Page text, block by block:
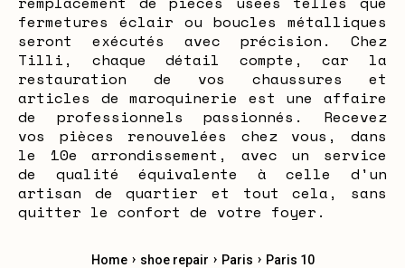
fermetures éclair ou boucles métalliques
seront exécutés avec précision. Chez
Tilli, chaque détail compte, car la
restauration de vos chaussures et
articles de maroquinerie est une affaire
de professionnels passionnés. Recevez
vos pièces renouvelées chez vous, dans
le 10e arrondissement, avec un service
de qualité équivalente à celle d'un
artisan de quartier et tout cela, sans
quitter le confort de votre foyer.
Home › shoe repair › Paris › Paris 10